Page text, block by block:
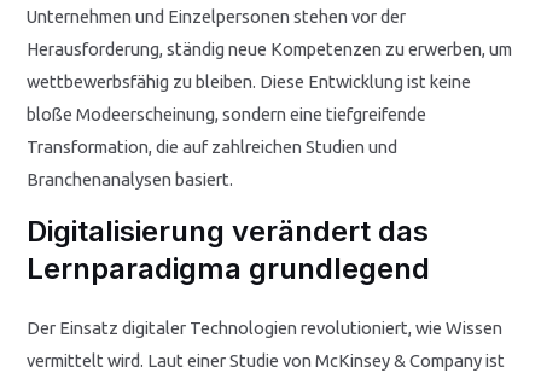
Unternehmen und Einzelpersonen stehen vor der
Herausforderung, ständig neue Kompetenzen zu erwerben, um
wettbewerbsfähig zu bleiben. Diese Entwicklung ist keine
bloße Modeerscheinung, sondern eine tiefgreifende
Transformation, die auf zahlreichen Studien und
Branchenanalysen basiert.
Digitalisierung verändert das
Lernparadigma grundlegend
Der Einsatz digitaler Technologien revolutioniert, wie Wissen
vermittelt wird. Laut einer Studie vonMcKinsey & Companyist